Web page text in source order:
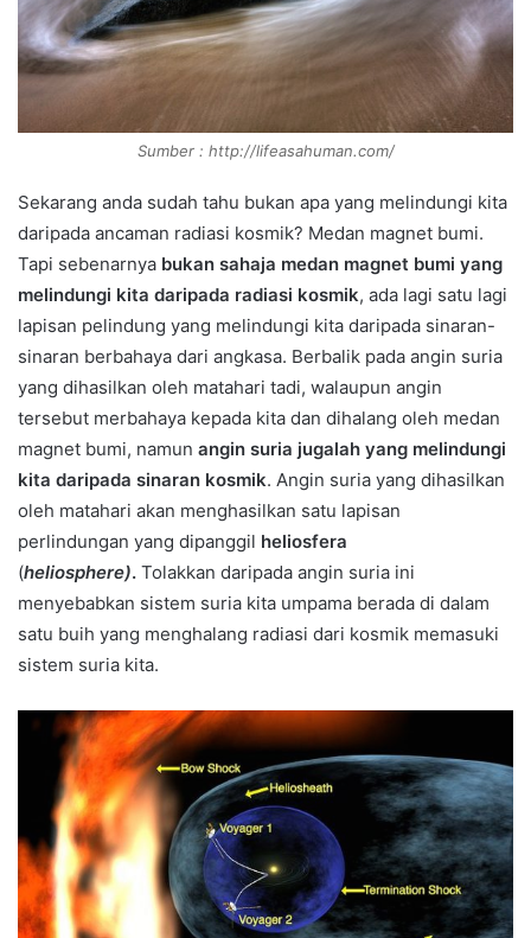
Sumber : http://lifeasahuman.com/
Sekarang anda sudah tahu bukan apa yang melindungi kita
daripada ancaman radiasi kosmik? Medan magnet bumi.
Tapi sebenarnya bukan sahaja medan magnet bumi yang
melindungi kita daripada radiasi kosmik, ada lagi satu lagi
lapisan pelindung yang melindungi kita daripada sinaran-
sinaran berbahaya dari angkasa. Berbalik pada angin suria
yang dihasilkan oleh matahari tadi, walaupun angin
tersebut merbahaya kepada kita dan dihalang oleh medan
magnet bumi, namun angin suria jugalah yang melindungi
kita daripada sinaran kosmik. Angin suria yang dihasilkan
oleh matahari akan menghasilkan satu lapisan
perlindungan yang dipanggil heliosfera
(heliosphere). Tolakkan daripada angin suria ini
menyebabkan sistem suria kita umpama berada di dalam
satu buih yang menghalang radiasi dari kosmik memasuki
sistem suria kita.